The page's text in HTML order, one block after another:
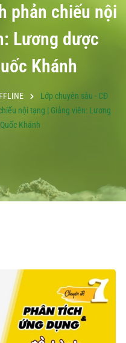
phản chiếu nội
Lương dược
Khánh
Lớp chuyên sâu - CĐ
nội tạng | Giảng viên: Lương
Khánh